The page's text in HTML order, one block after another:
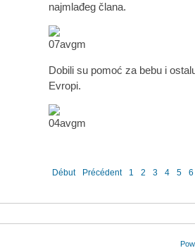
najmlađeg člana.
Dobili su pomoć za bebu i
Evropi.
Début Précédent 1 2 3 4 5 6